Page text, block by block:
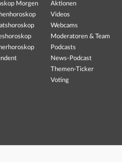
Morgen
Aktionen
Videos
Webcams
Moderatoren & Team
Podcasts
News-Podcast
Themen-Ticker
Voting